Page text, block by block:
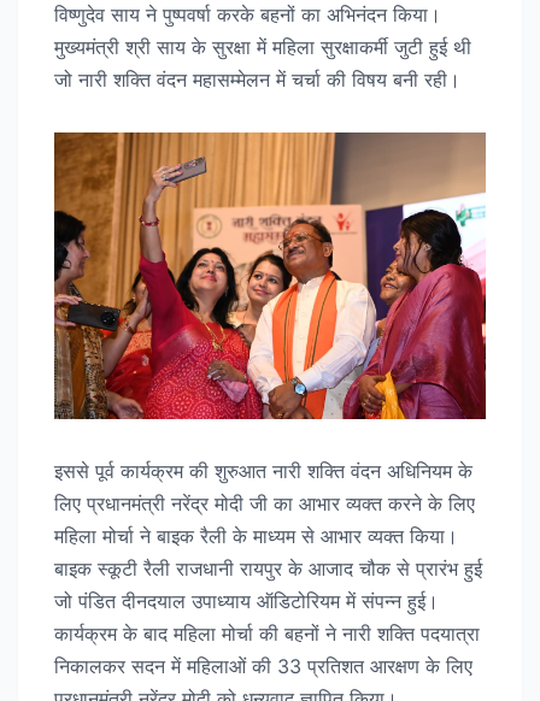
विष्णुदेव साय ने पुष्पवर्षा करके बहनों का अभिनंदन किया।
मुख्यमंत्री श्री साय के सुरक्षा में महिला सुरक्षाकर्मी जुटी हुई थी
जो नारी शक्ति वंदन महासम्मेलन में चर्चा की विषय बनी रही।
इससे पूर्व कार्यक्रम की शुरुआत नारी शक्ति वंदन अधिनियम के
लिए प्रधानमंत्री नरेंद्र मोदी जी का आभार व्यक्त करने के लिए
महिला मोर्चा ने बाइक रैली के माध्यम से आभार व्यक्त किया।
बाइक स्कूटी रैली राजधानी रायपुर के आजाद चौक से प्रारंभ हुई
जो पंडित दीनदयाल उपाध्याय ऑडिटोरियम में संपन्न हुई।
कार्यक्रम के बाद महिला मोर्चा की बहनों ने नारी शक्ति पदयात्रा
निकालकर सदन में महिलाओं की 33 प्रतिशत आरक्षण के लिए